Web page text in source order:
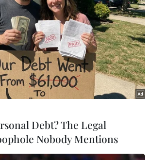
Debt? The Legal
Nobody Mentions